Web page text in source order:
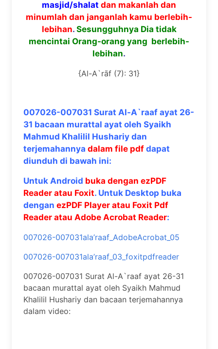
masjid/shalat dan makanlah dan
minumlah dan janganlah kamu berlebih-
lebihan. Sesungguhnya Dia tidak
mencintai Orang-orang yang berlebih-
lebihan.
{Al-A`rāf (7): 31}
007026-007031 Surat Al-A`raaf ayat 26-
31 bacaan murattal ayat oleh Syaikh
Mahmud Khalilil Hushariy dan
terjemahannya dalam file pdf dapat
diunduh di bawah ini:
Untuk Android buka dengan ezPDF
Reader atau Foxit. Untuk Desktop buka
dengan ezPDF Player atau Foxit Pdf
Reader atau Adobe Acrobat Reader:
007026-007031ala’raaf_AdobeAcrobat_05
007026-007031ala’raaf_03_foxitpdfreader
007026-007031 Surat Al-A`raaf ayat 26-31
bacaan murattal ayat oleh Syaikh Mahmud
Khalilil Hushariy dan bacaan terjemahannya
dalam video: